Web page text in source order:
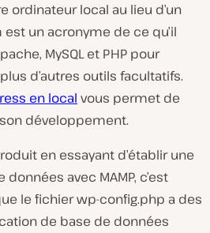
ordinateur local au lieu d’un
un acronyme de ce qu’il
MySQL et PHP pour
d’autres outils facultatifs.
en local vous permet de
développement.
en essayant d’établir une
avec MAMP, c’est
le fichierwp-config.php a des
de base de données